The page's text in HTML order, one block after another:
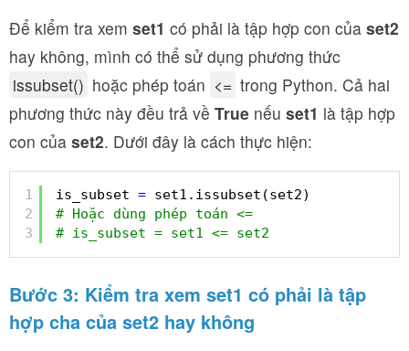
Để kiểm tra xem set1 có phải là tập hợp con của set2
hay không, mình có thể sử dụng phương thức
issubset() hoặc phép toán <= trong Python. Cả hai
phương thức này đều trả về True nếu set1 là tập hợp
con của set2. Dưới đây là cách thực hiện:
1
2
3
is_subset = set1.issubset(set2)
# Hoặc dùng phép toán <=
# is_subset = set1 <= set2
Bước 3: Kiểm tra xem set1 có phải là tập
hợp cha của set2 hay không